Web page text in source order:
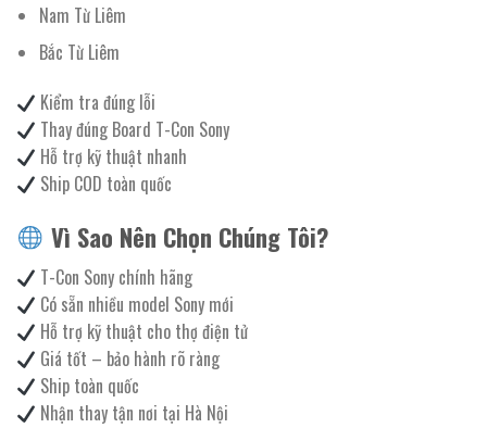
Nam Từ Liêm
Bắc Từ Liêm
Kiểm tra đúng lỗi
Thay đúng Board T-Con Sony
Hỗ trợ kỹ thuật nhanh
Ship COD toàn quốc
Vì Sao Nên Chọn Chúng Tôi?
T-Con Sony chính hãng
Có sẵn nhiều model Sony mới
Hỗ trợ kỹ thuật cho thợ điện tử
Giá tốt – bảo hành rõ ràng
Ship toàn quốc
Nhận thay tận nơi tại Hà Nội